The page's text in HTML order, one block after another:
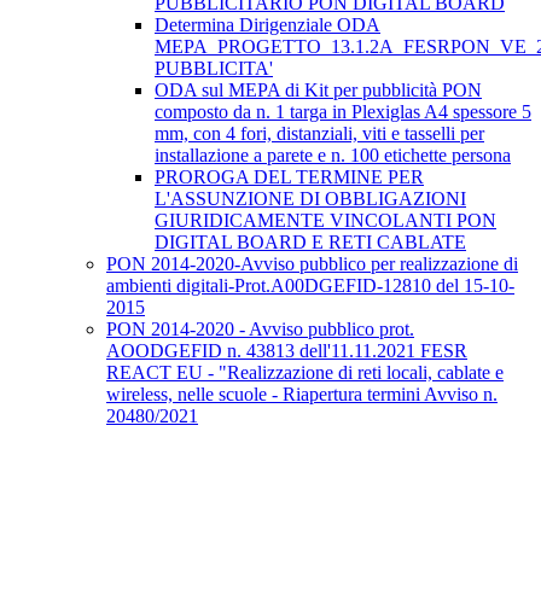
Determina Dirigenziale ODA
PUBBLICITA'
ODA sul MEPA di Kit per pubblicità PON
composto da n. 1 targa in Plexiglas A4 spessore 5
mm, con 4 fori, distanziali, viti e tasselli per
installazione a parete e n. 100 etichette persona
PROROGA DEL TERMINE PER
L'ASSUNZIONE DI OBBLIGAZIONI
GIURIDICAMENTE VINCOLANTI PON
DIGITAL BOARD E RETI CABLATE
PON 2014-2020-Avviso pubblico per realizzazione di
ambienti digitali-Prot.A00DGEFID-12810 del 15-10-
2015
PON 2014-2020 - Avviso pubblico prot.
AOODGEFID n. 43813 dell'11.11.2021 FESR
REACT EU - "Realizzazione di reti locali, cablate e
wireless, nelle scuole - Riapertura termini Avviso n.
20480/2021